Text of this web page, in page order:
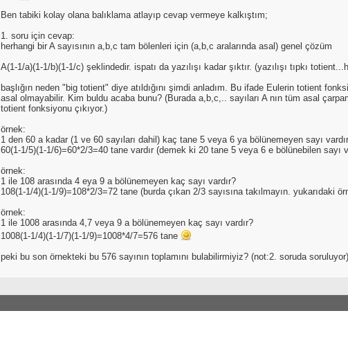
Ben tabiki kolay olana balıklama atlayıp cevap vermeye kalkıştım;
1. soru için cevap:
herhangi bir A sayısının a,b,c tam bölenleri için (a,b,c aralarında asal) genel çözüm
A(1-1/a)(1-1/b)(1-1/c) şeklindedir. ispatı da yazılışı kadar şıktır. (yazılışı tıpkı
başlığın neden "big totient" diye atıldığını şimdi anladım. Bu ifade Eulerin totient
asal olmayabilir. Kim buldu acaba bunu? (Burada a,b,c,.. sayıları A nın tüm asal
totient fonksiyonu çıkıyor.)
örnek:
1 den 60 a kadar (1 ve 60 sayıları dahil) kaç tane 5 veya 6 ya bölünemeyen sayı vardır
60(1-1/5)(1-1/6)=60*2/3=40 tane vardır (demek ki 20 tane 5 veya 6 e bölünebilen sayı
örnek:
1 ile 108 arasında 4 eya 9 a bölünemeyen kaç sayı vardır?
108(1-1/4)(1-1/9)=108*2/3=72 tane (burda çıkan 2/3 sayısına takılmayın. yukarıdaki
örnek:
1 ile 1008 arasında 4,7 veya 9 a bölünemeyen kaç sayı vardır?
1008(1-1/4)(1-1/7)(1-1/9)=1008*4/7=576 tane
peki bu son örnekteki bu 576 sayının toplamını bulabilirmiyiz? (not:2. soruda soruluyor)